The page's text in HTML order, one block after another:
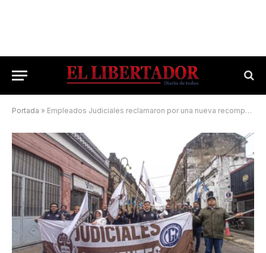
Portada » Empleados Judiciales reclamaron por una nueva recomposición de, al menos, un 15%